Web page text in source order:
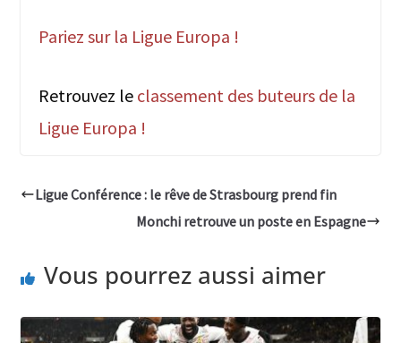
Pariez sur la Ligue Europa !
Retrouvez le classement des buteurs de la
Ligue Europa !
Ligue Conférence : le rêve de Strasbourg prend fin
Monchi retrouve un poste en Espagne
Vous pourrez aussi aimer